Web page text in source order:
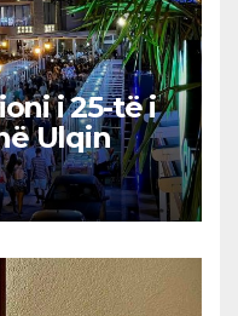
i 25-të i
Ulqin